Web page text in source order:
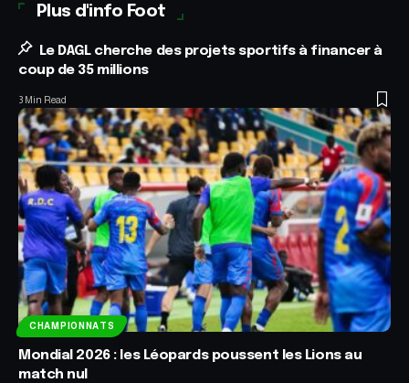
Plus d'info Foot
Le DAGL cherche des projets sportifs à financer à
coup de 35 millions
3 Min Read
CHAMPIONNATS
Mondial 2026 : les Léopards poussent les Lions au
match nul